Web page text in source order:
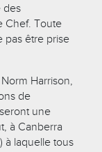
des
Chef. Toute
pas être prise
Harrison,
de
une
à Canberra
à laquelle tous